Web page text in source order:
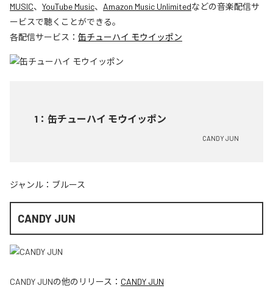
MUSIC、 YouTube Music、 Amazon Music Unlimitedなどの音楽配信サ
ービスで聴くことができる。
各配信サービス： 缶チューハイ モウイッポン
1 ： 缶チューハイ モウイッポン
CANDY JUN
ジャンル： ブルース
CANDY JUN
CANDY JUNの他のリリース： CANDY JUN